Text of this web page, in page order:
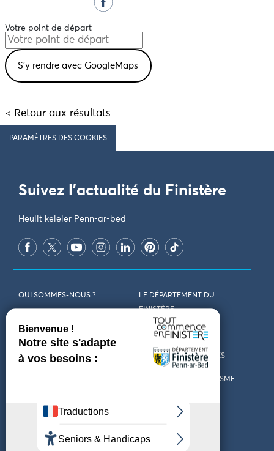
Votre point de départ
< Retour aux résultats
PARAMÈTRES DES COOKIES
Suivez l'actualité du Finistère
Heulit keleier Penn-ar-bed
QUI SOMMES-NOUS ?
LE DÉPARTEMENT DU
FINISTÈRE
REJOIGNEZ-NOUS VENIR EN FINISTÈRE
CONTACT CARTES ET BROCHURES
LES OFFICES DE TOURISME
D’ACCESSIBILITÉ